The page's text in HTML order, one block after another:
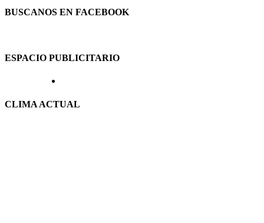
BUSCANOS EN FACEBOOK
ESPACIO PUBLICITARIO
CLIMA ACTUAL